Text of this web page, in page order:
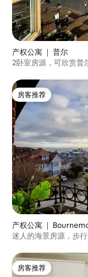
产权公寓 ｜ 普尔
2卧室房源，可欣赏普
房客推荐
房客推荐
产权公寓 ｜
迷人的海景房源，步
房客推荐
房客推荐